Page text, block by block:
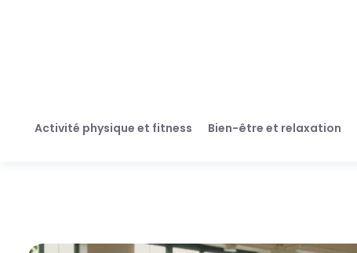
Activité physique et fitness Bien-être et relaxation